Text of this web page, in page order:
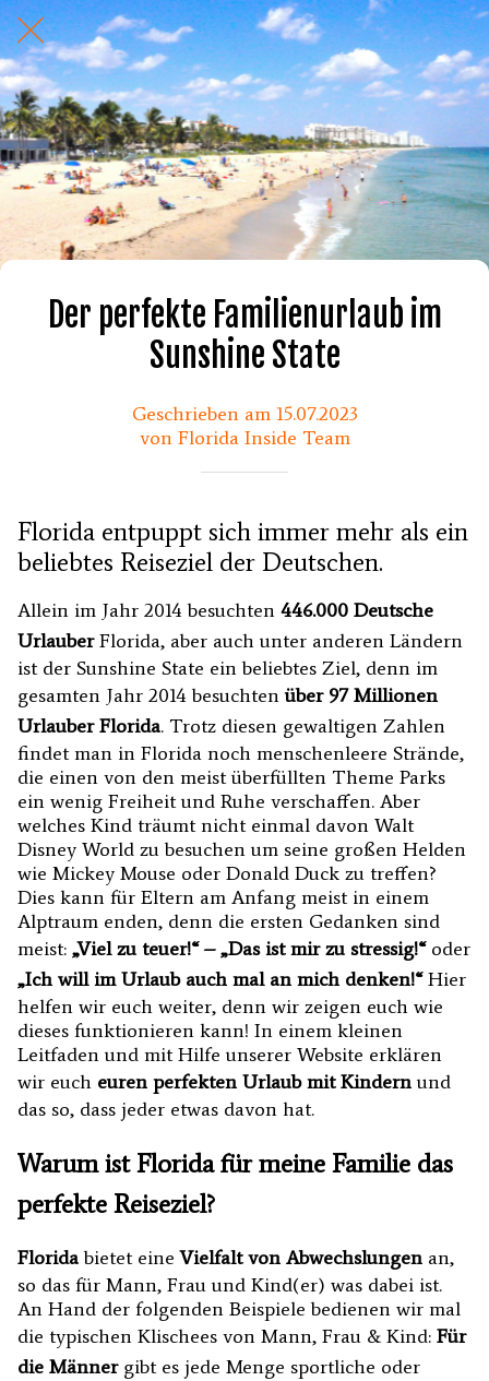
Der perfekte Familienurlaub im
Sunshine State
Geschrieben am 15.07.2023
von Florida Inside Team
Florida entpuppt sich immer mehr als ein
beliebtes Reiseziel der Deutschen.
Allein im Jahr 2014 besuchten 446.000 Deutsche
UrlauberFlorida, aber auch unter anderen Ländern
ist der Sunshine State ein beliebtes Ziel, denn im
gesamten Jahr 2014 besuchtenüber 97 Millionen
Urlauber Florida. Trotz diesen gewaltigen Zahlen
findet man in Florida noch menschenleere Strände,
die einen von den meist überfüllten Theme Parks
ein wenig Freiheit und Ruhe verschaffen. Aber
welches Kind träumt nicht einmal davon Walt
Disney World zu besuchen um seine großen Helden
wie Mickey Mouse oder Donald Duck zu treffen?
Dies kann für Eltern am Anfang meist in einem
Alptraum enden, denn die ersten Gedanken sind
meist: „Viel zu teuer!“ – „Das ist mir zu stressig!“oder
„Ich will im Urlaub auch mal an mich denken!“Hier
helfen wir euch weiter, denn wir zeigen euch wie
dieses funktionieren kann! In einem kleinen
Leitfaden und mit Hilfe unserer Website erklären
wir euch euren perfekten Urlaub mit Kindern und
das so, dass jeder etwas davon hat.
Warum ist Florida für meine Familie das
perfekte Reiseziel?
Floridabietet eineVielfalt von Abwechslungen an,
so das für Mann, Frau und Kind(er) was dabei ist.
An Hand der folgenden Beispiele bedienen wir mal
die typischen Klischees von Mann, Frau & Kind: Für
die Männergibt es jede Menge sportliche oder